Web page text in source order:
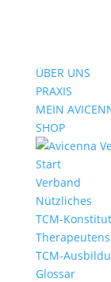
ÜBER UNS
PRAXIS
MEIN
SHOP
Start
Verband
Nützliches
TCM-
TCM-
Glossar